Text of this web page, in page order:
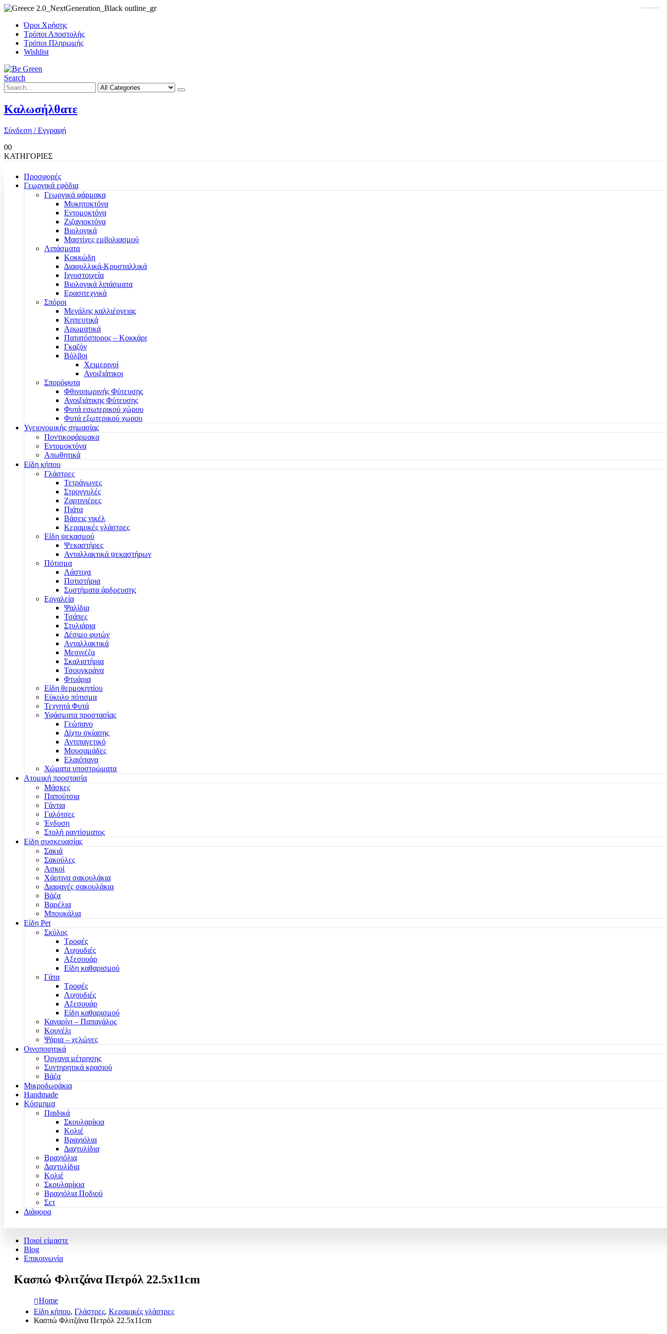
Όροι Χρήσης
Τρόποι Αποστολής
Τρόποι Πληρωμής
Wishlist
Search
Καλωσήλθατε
Σύνδεση / Εγγραφή
00
ΚΑΤΗΓΟΡΙΕΣ
Προσφορές
Γεωργικά εφόδια
Γεωργικά φάρμακα
Μυκητοκτόνα
Εντομοκτόνα
Ζιζανιοκτόνα
Βιολογικά
Μαστίχες εμβολιασμού
Λιπάσματα
Κοκκώδη
Διαφυλλικά-Κρυσταλλικά
Ιχνοστοιχεία
Βιολογικά λιπάσματα
Ερασιτεχνικά
Σπόροι
Μεγάλης καλλιέργειας
Κηπευτικά
Αρωματικά
Πατατόσπορος – Κοκκάρι
Γκαζόν
Βόλβοι
Χειμερινοί
Ανοιξιάτικοι
Σπορόφυτα
Φθινοπωρινής Φύτευσης
Ανοιξιάτικης Φύτευσης
Φυτά εσωτερικού χώρου
Φυτά εξωτερικού χωρου
Υγειονομικής σημασίας
Ποντικοφάρμακα
Εντομοκτόνα
Απωθητικά
Είδη κήπου
Γλάστρες
Τετράγωνες
Στρογγυλές
Ζαρτινιέρες
Πιάτα
Βάσεις νικέλ
Κεραμικές γλάστρες
Είδη ψεκασμού
Ψεκαστήρες
Ανταλλακτικά ψεκαστήρων
Πότισμα
Λάστιχα
Ποτιστήρια
Συστήματα άρδρευσης
Εργαλεία
Ψαλίδια
Τσάπες
Στυλιάρια
Δέσιμο φυτών
Ανταλλακτικά
Μεσινέζα
Σκαλιστήρια
Τσουγκράνα
Φτυάρια
Είδη θερμοκηπίου
Εύκολο πότισμα
Τεχνητά Φυτά
Υφάσματα προστασίας
Γεώπανο
Δίχτυ σκίασης
Αντιπαγετικό
Μουσαμάδες
Ελαιόπανα
Χώματα υποστρώματα
Ατομική προστασία
Μάσκες
Παπούτσια
Γάντια
Γαλότσες
Ένδυση
Στολή ραντίσματος
Είδη συσκευασίας
Σακιά
Σακούλες
Ασκοί
Χάρτινα σακουλάκια
Διαφανές σακουλάκια
Βάζα
Βαρέλια
Μπουκάλια
Είδη Pet
Σκύλος
Τροφές
Λιχουδιές
Αξεσουάρ
Είδη καθαρισμού
Γάτα
Τροφές
Λιχουδιές
Αξεσουάρ
Είδη καθαρισμού
Καναρίνι – Παπαγάλος
Κουνέλι
Ψάρια – χελώνες
Οινοποιητικά
Όργανα μέτρησης
Συντηρητικά κρασιού
Βάζα
Μικροδωράκια
Handmade
Κόσμημα
Παιδικά
Σκουλαρίκια
Κολιέ
Βραχιόλια
Δαχτυλίδια
Βραχιόλια
Δαχτυλίδια
Κολιέ
Σκουλαρίκια
Βραχιόλια Ποδιού
Σετ
Διάφορα
Ποιοί είμαστε
Blog
Επικοινωνία
Κασπώ Φλιτζάνα Πετρόλ 22.5x11cm
Home
Είδη κήπου, Γλάστρες, Κεραμικές γλάστρες
Κασπώ Φλιτζάνα Πετρόλ 22.5x11cm